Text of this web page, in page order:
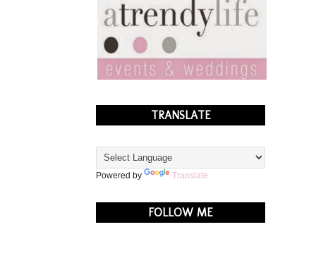
TRANSLATE
Powered by Translate
FOLLOW ME